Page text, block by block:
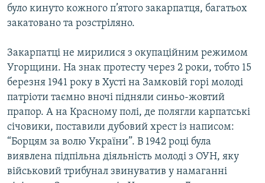
було кинуто кожного п’ятого закарпатця, багатьох
закатовано та розстріляно.
Закарпатці не мирилися з окупаційним режимом
Угорщини. На знак протесту через 2 роки, тобто 15
березня 1941 року в Хусті на Замковій горі молоді
патріоти таємно вночі підняли синьо-жовтий
прапор. А на Красному полі, де полягли карпатські
січовики, поставили дубовий хрест із написом:
“Борцям за волю України”. В 1942 році була
виявлена підпільна діяльність молоді з ОУН, яку
військовий трибунал звинуватив у намаганні